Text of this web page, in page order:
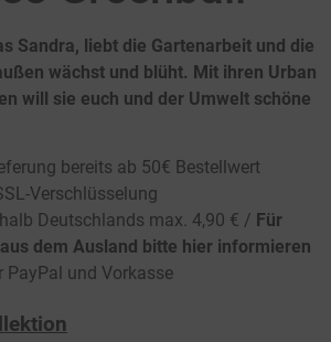
Sandra, liebt die Gartenarbeit und die
wächst und blüht. Mit ihren Urban
will sie euch und der Umwelt schöne
bereits ab 50€ Bestellwert
Verschlüsselung
Deutschlands max. 4,90 € / Für
dem Ausland bitte hier informieren
PayPal und Vorkasse